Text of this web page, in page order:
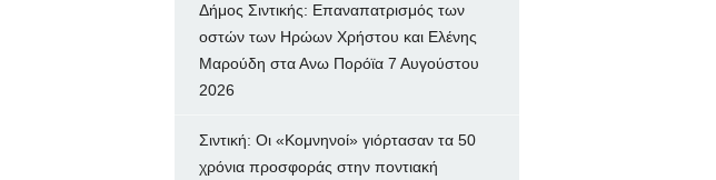
Δήμος Σιντικής: Επαναπατρισμός των
oστών των Ηρώων Χρήστου και Ελένης
Μαρούδη στα Ανω Πορόϊα 7 Αυγούστου
2026
Σιντική: Οι «Κομνηνοί» γιόρτασαν τα 50
χρόνια προσφοράς στην ποντιακή